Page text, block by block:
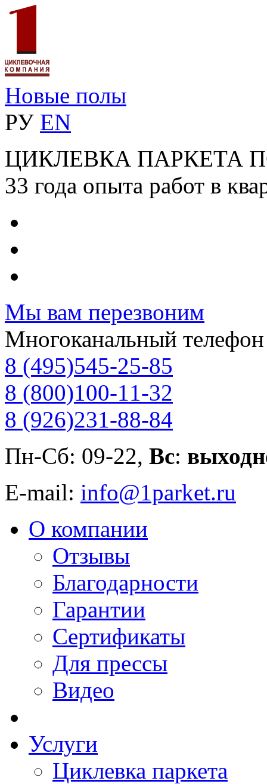
Новые полы
РУ EN
ЦИКЛЕВКА ПАРКЕТА
33 года опыта работ в
Мы вам перезвоним
Многоканальный телефон
8 (495)545-25-85
8 (800)100-11-32
8 (926)231-88-84
Пн-Сб: 09-22, Вс:
E-mail: info@1parket.ru
О компании
Отзывы
Благодарности
Гарантии
Сертификаты
Для прессы
Видео
Услуги
Циклевка паркета